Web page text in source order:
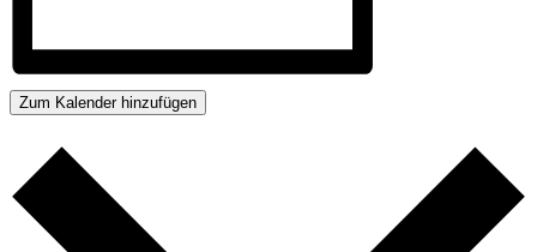
Zum Kalender hinzufügen